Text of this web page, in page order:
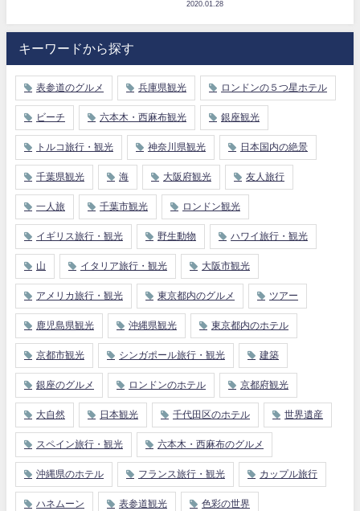
2020.01.28
キーワードから探す
表参道のグルメ 兵庫県観光 ロンドンの５つ星ホテル
ビーチ 六本木・西麻布観光 銀座観光
トルコ旅行・観光 神奈川県観光 日本国内の絶景
千葉県観光 海 大阪府観光 友人旅行
一人旅 千葉市観光 ロンドン観光
イギリス旅行・観光 野生動物 ハワイ旅行・観光
山 イタリア旅行・観光 大阪市観光
アメリカ旅行・観光 東京都内のグルメ ツアー
鹿児島県観光 沖縄県観光 東京都内のホテル
京都市観光 シンガポール旅行・観光 建築
銀座のグルメ ロンドンのホテル 京都府観光
大自然 日本観光 千代田区のホテル 世界遺産
スペイン旅行・観光 六本木・西麻布のグルメ
沖縄県のホテル フランス旅行・観光 カップル旅行
ハネムーン 表参道観光 色彩の世界